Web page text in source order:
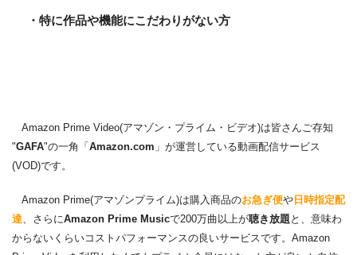
・特に作品や機能にこだわりがない方
Amazon Prime Video(アマゾン・プライム・ビデオ)は皆さんご存知
"GAFA"の一角「 Amazon.com 」が運営している動画配信サービス
(VOD)です。
Amazon Prime(アマゾンプライム)は購入商品のお急ぎ便や 日時指定配
達、さらにAmazon Prime Musicで200万曲以上が聴き放題 と、意味わ
からないくらいコストパフォーマンスの良いサービスです。Amazon